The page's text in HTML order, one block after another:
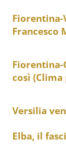
Fiorentina-
Francesco
Fiorentina-
così
Versilia
Elba, il